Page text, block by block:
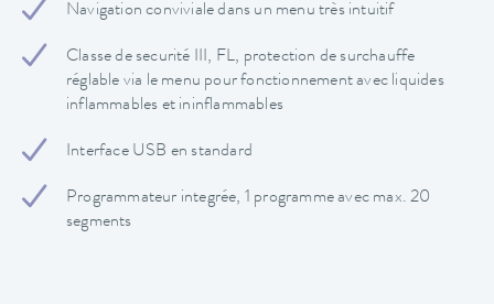
Navigation conviviale dans un menu très intuitif
Classe de securité III, FL, protection de surchauffe
réglable via le menu pour fonctionnement avec liquides
inflammables et ininflammables
Interface USB en standard
Programmateur integrée, 1 programme avec max. 20
segments